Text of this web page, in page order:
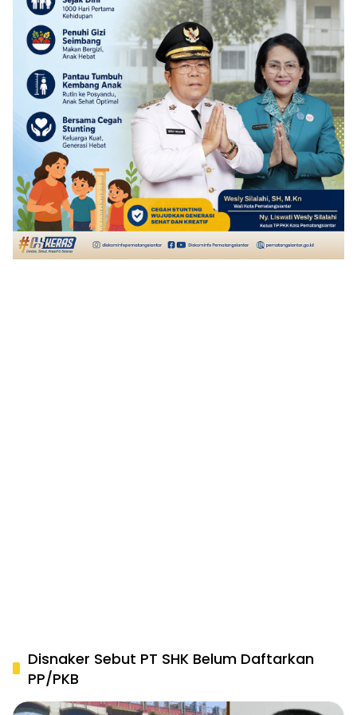
Disnaker Sebut PT SHK Belum Daftarkan
PP/PKB